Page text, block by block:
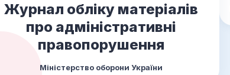
Журнал обліку матеріалів
про адміністративні
правопорушення
Міністерство оборони України